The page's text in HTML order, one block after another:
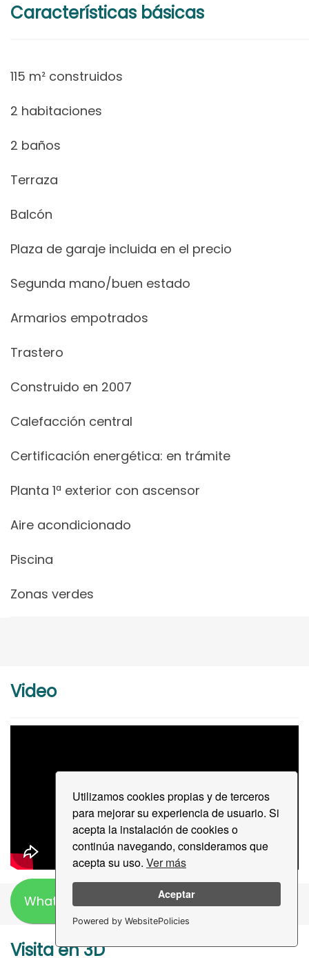
Utilizamos cookies propias y de terceros
para mejorar su experiencia de usuario. Si
acepta la instalación de cookies o
continúa navegando, consideramos que
acepta su uso. Ver más
Aceptar
Powered by WebsitePolicies
Características básicas
115 m² construidos
2 habitaciones
2 baños
Terraza
Balcón
Plaza de garaje incluida en el precio
Segunda mano/buen estado
Armarios empotrados
Trastero
Construido en 2007
Calefacción central
Certificación energética: en trámite
Planta 1ª exterior con ascensor
Aire acondicionado
Piscina
Zonas verdes
Video
Visita en 3D
WhatsApp